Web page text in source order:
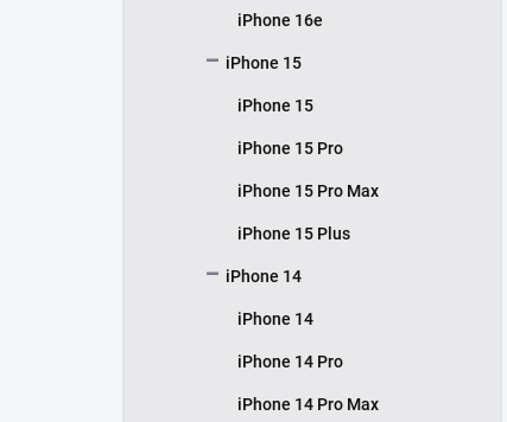
iPhone 16e
iPhone 15
iPhone 15
iPhone 15 Pro
iPhone 15 Pro Max
iPhone 15 Plus
iPhone 14
iPhone 14
iPhone 14 Pro
iPhone 14 Pro Max